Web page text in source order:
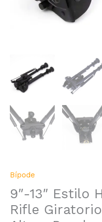
Bípode
9″-13″ Estilo
Rifle